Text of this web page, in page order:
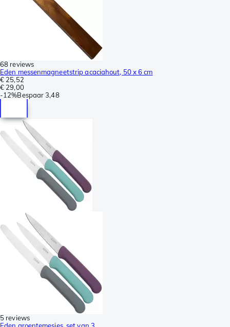
68 reviews
Eden messenmagneetstrip acaciahout, 50 x 6 cm
€ 25,52
€ 29,00
-12%Bespaar 3,48
5 reviews